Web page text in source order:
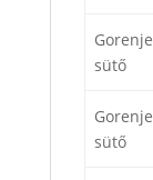
Gorenje
sütő
Gorenje
sütő